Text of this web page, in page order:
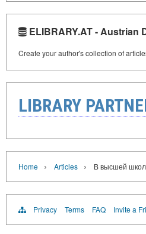
ELIBRARY.AT - Austrian
Create your author's collection of
LIBRARY
Home › Articles › В высшей
Privacy Terms FAQ Invite a